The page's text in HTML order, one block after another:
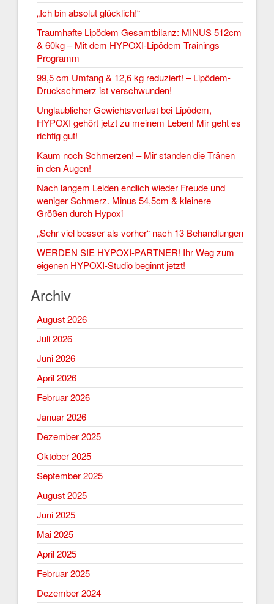
„Ich bin absolut glücklich!“
Traumhafte Lipödem Gesamtbilanz: MINUS 512cm
& 60kg – Mit dem HYPOXI-Lipödem Trainings
Programm
99,5 cm Umfang & 12,6 kg reduziert! – Lipödem-
Druckschmerz ist verschwunden!
Unglaublicher Gewichtsverlust bei Lipödem,
HYPOXI gehört jetzt zu meinem Leben! Mir geht es
richtig gut!
Kaum noch Schmerzen! – Mir standen die Tränen
in den Augen!
Nach langem Leiden endlich wieder Freude und
weniger Schmerz. Minus 54,5cm & kleinere
Größen durch Hypoxi
„Sehr viel besser als vorher“ nach 13 Behandlungen
WERDEN SIE HYPOXI-PARTNER! Ihr Weg zum
eigenen HYPOXI-Studio beginnt jetzt!
Archiv
August 2026
Juli 2026
Juni 2026
April 2026
Februar 2026
Januar 2026
Dezember 2025
Oktober 2025
September 2025
August 2025
Juni 2025
Mai 2025
April 2025
Februar 2025
Dezember 2024